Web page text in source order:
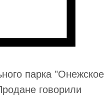
парка "Онежское
говорили